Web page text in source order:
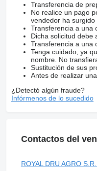
Transferencia de
No realice un pago
vendedor ha surgido
Transferencia a una
Dicha solicitud debe
Transferencia a una
Tenga cuidado, ya
nombre. No
Sustitución de sus
Antes de realizar
¿Detectó algún fraude?
Infórmenos de lo sucedido
Contactos del
ROYAL DRU AGRO